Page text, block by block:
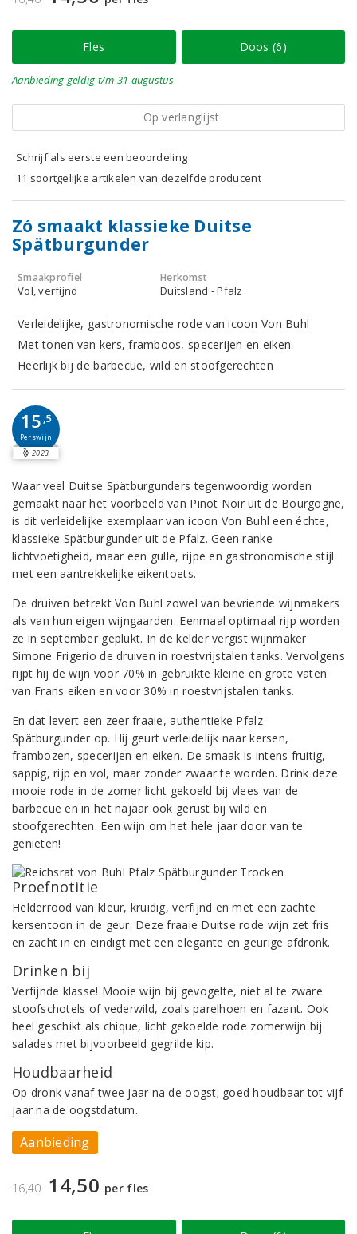
Fles Doos (6)
Aanbieding geldig t/m 31 augustus
Op verlanglijst
Schrijf als eerste een beoordeling
11 soortgelijke artikelen van dezelfde producent
Zó smaakt klassieke Duitse
Spätburgunder
Smaakprofiel
Vol, verfijnd
Herkomst
Duitsland - Pfalz
Verleidelijke, gastronomische rode van icoon Von Buhl
Met tonen van kers, framboos, specerijen en eiken
Heerlijk bij de barbecue, wild en stoofgerechten
15 ,5
Perswijn
2023
Waar veel Duitse Spätburgunders tegenwoordig worden
gemaakt naar het voorbeeld van Pinot Noir uit de Bourgogne,
is dit verleidelijke exemplaar van icoon Von Buhl een échte,
klassieke Spätburgunder uit de Pfalz. Geen ranke
lichtvoetigheid, maar een gulle, rijpe en gastronomische stijl
met een aantrekkelijke eikentoets.
De druiven betrekt Von Buhl zowel van bevriende wijnmakers
als van hun eigen wijngaarden. Eenmaal optimaal rijp worden
ze in september geplukt. In de kelder vergist wijnmaker
Simone Frigerio de druiven in roestvrijstalen tanks. Vervolgens
rijpt hij de wijn voor 70% in gebruikte kleine en grote vaten
van Frans eiken en voor 30% in roestvrijstalen tanks.
En dat levert een zeer fraaie, authentieke Pfalz-
Spätburgunder op. Hij geurt verleidelijk naar kersen,
frambozen, specerijen en eiken. De smaak is intens fruitig,
sappig, rijp en vol, maar zonder zwaar te worden. Drink deze
mooie rode in de zomer licht gekoeld bij vlees van de
barbecue en in het najaar ook gerust bij wild en
stoofgerechten. Een wijn om het hele jaar door van te
genieten!
Proefnotitie
Helderrood van kleur, kruidig, verfijnd en met een zachte
kersentoon in de geur. Deze fraaie Duitse rode wijn zet fris
en zacht in en eindigt met een elegante en geurige afdronk.
Drinken bij
Verfijnde klasse! Mooie wijn bij gevogelte, niet al te zware
stoofschotels of vederwild, zoals parelhoen en fazant. Ook
heel geschikt als chique, licht gekoelde rode zomerwijn bij
salades met bijvoorbeeld gegrilde kip.
Houdbaarheid
Op dronk vanaf twee jaar na de oogst; goed houdbaar tot vijf
jaar na de oogstdatum.
Aanbieding
16,40 14,50 per fles